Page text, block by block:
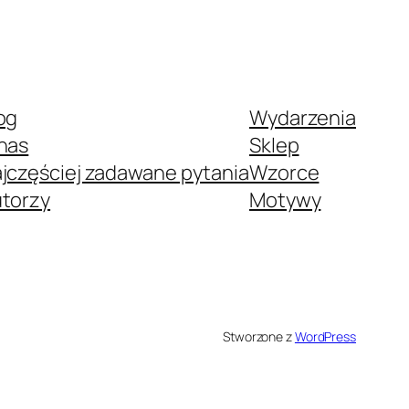
zadawane pytania
Wydarzenia
Sklep
Wzorce
Motywy
Stworzone zWordPress